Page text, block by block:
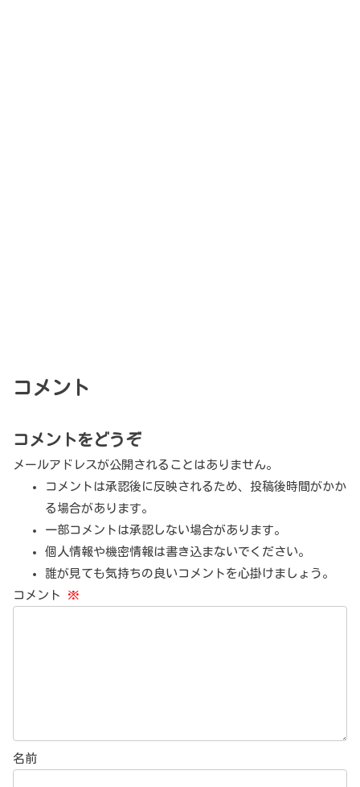
コメント
コメントをどうぞ
メールアドレスが公開されることはありません。
コメントは承認後に反映されるため、投稿後時間がかか
る場合があります。
一部コメントは承認しない場合があります。
個人情報や機密情報は書き込まないでください。
誰が見ても気持ちの良いコメントを心掛けましょう。
コメント ※
名前